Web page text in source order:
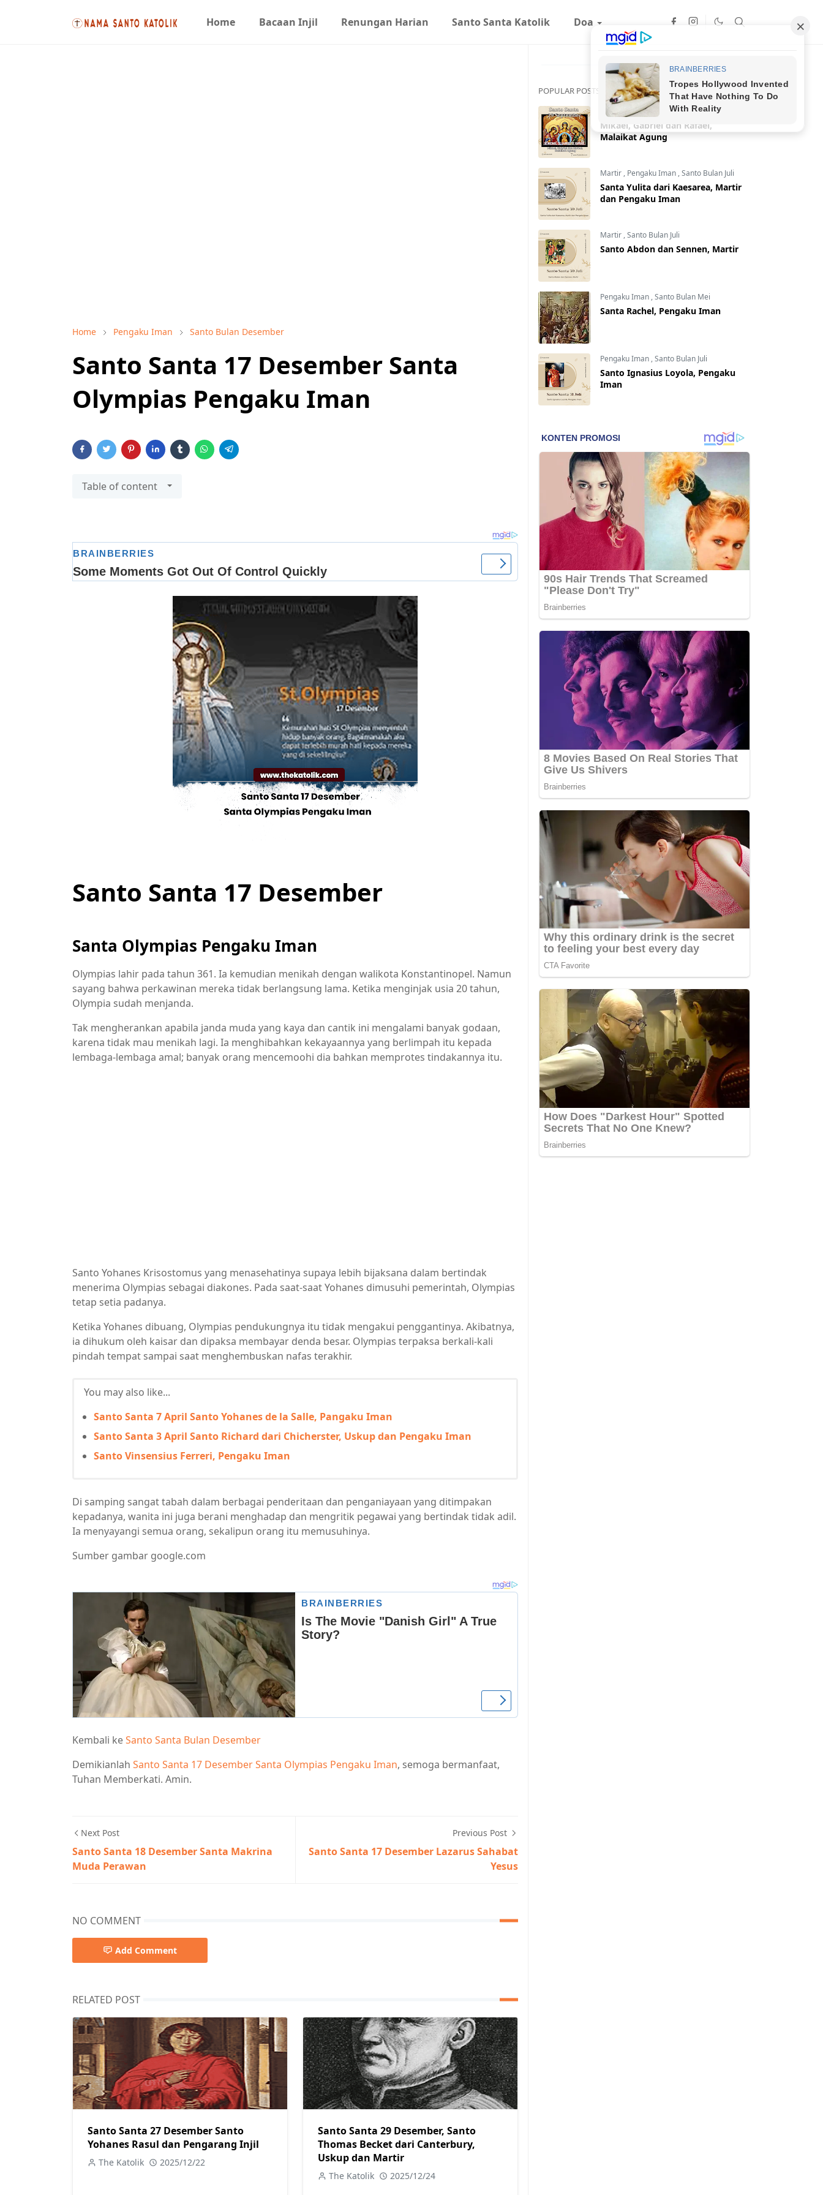
Home Bacaan Injil Renungan Harian Santo Santa Katolik Doa
Home Pengaku Iman Santo Bulan Desember
Santo Santa 17 Desember Santa
Olympias Pengaku Iman
Table of content
Santo Santa 17 Desember
Santa Olympias Pengaku Iman
Olympias lahir pada tahun 361. Ia kemudian menikah dengan walikota Konstantinopel. Namun
sayang bahwa perkawinan mereka tidak berlangsung lama. Ketika menginjak usia 20 tahun,
Olympia sudah menjanda.
Tak mengherankan apabila janda muda yang kaya dan cantik ini mengalami banyak godaan,
karena tidak mau menikah lagi. Ia menghibahkan kekayaannya yang berlimpah itu kepada
lembaga-lembaga amal; banyak orang mencemoohi dia bahkan memprotes tindakannya itu.
Santo Yohanes Krisostomus yang menasehatinya supaya lebih bijaksana dalam bertindak
menerima Olympias sebagai diakones. Pada saat-saat Yohanes dimusuhi pemerintah, Olympias
tetap setia padanya.
Ketika Yohanes dibuang, Olympias pendukungnya itu tidak mengakui penggantinya. Akibatnya,
ia dihukum oleh kaisar dan dipaksa membayar denda besar. Olympias terpaksa berkali-kali
pindah tempat sampai saat menghembuskan nafas terakhir.
You may also like...
Santo Santa 7 April Santo Yohanes de la Salle, Pangaku Iman
Santo Santa 3 April Santo Richard dari Chicherster, Uskup dan Pengaku Iman
Santo Vinsensius Ferreri, Pengaku Iman
Di samping sangat tabah dalam berbagai penderitaan dan penganiayaan yang ditimpakan
kepadanya, wanita ini juga berani menghadap dan mengritik pegawai yang bertindak tidak adil.
Ia menyayangi semua orang, sekalipun orang itu memusuhinya.
Sumber gambar google.com
Kembali keSanto Santa Bulan Desember
Demikianlah Santo Santa 17 Desember Santa Olympias Pengaku Iman, semoga bermanfaat,
Tuhan Memberkati. Amin.
Next Post
Santo Santa 18 Desember Santa Makrina
Muda Perawan
Previous Post
Santo Santa 17 Desember Lazarus Sahabat
Yesus
NO COMMENT
Add Comment
RELATED POST
Santo Santa 27 Desember Santo
Yohanes Rasul dan Pengarang Injil
The Katolik 2025/12/22
Santo Santa 29 Desember, Santo
Thomas Becket dari Canterbury,
Uskup dan Martir
The Katolik 2025/12/24
POPULAR POSTS
Malaikat,Santo Bulan September
Mikael, Gabriel dan Rafael,
Malaikat Agung
Martir , Pengaku Iman ,Santo Bulan Juli
Santa Yulita dari Kaesarea, Martir
dan Pengaku Iman
Martir ,Santo Bulan Juli
Santo Abdon dan Sennen, Martir
Pengaku Iman ,Santo Bulan Mei
Santa Rachel, Pengaku Iman
Pengaku Iman ,Santo Bulan Juli
Santo Ignasius Loyola, Pengaku
Iman